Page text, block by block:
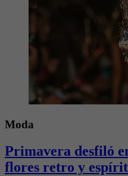
Moda
Primavera desfiló
flores retro y